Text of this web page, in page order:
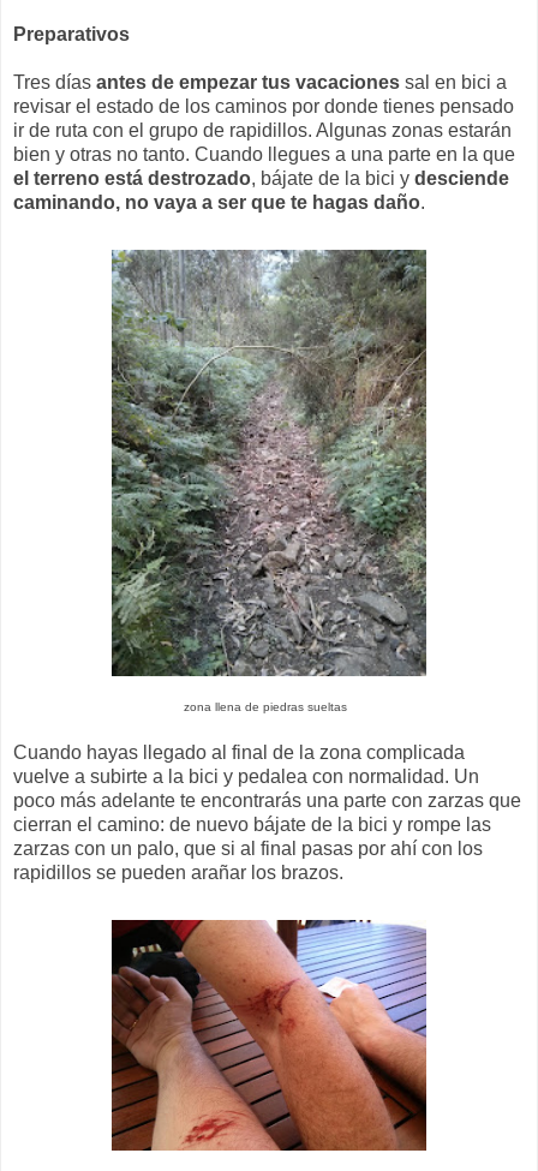
Preparativos
Tres días antes de empezar tus vacaciones sal en bici a
revisar el estado de los caminos por donde tienes pensado
ir de ruta con el grupo de rapidillos. Algunas zonas estarán
bien y otras no tanto. Cuando llegues a una parte en la que
el terreno está destrozado, bájate de la bici y desciende
caminando, no vaya a ser que te hagas daño.
zona llena de piedras sueltas
Cuando hayas llegado al final de la zona complicada
vuelve a subirte a la bici y pedalea con normalidad. Un
poco más adelante te encontrarás una parte con zarzas que
cierran el camino: de nuevo bájate de la bici y rompe las
zarzas con un palo, que si al final pasas por ahí con los
rapidillos se pueden arañar los brazos.